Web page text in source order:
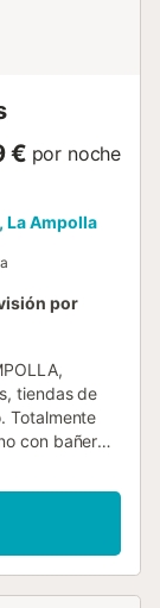
€ por noche
La Ampolla
por
tiendas de
Totalmente
con bañera.
de
puede comer.
El
residencia